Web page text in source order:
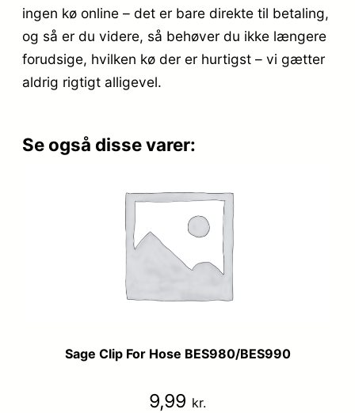
ingen kø online – det er bare direkte til betaling,
og så er du videre, så behøver du ikke længere
forudsige, hvilken kø der er hurtigst – vi gætter
aldrig rigtigt alligevel.
Se også disse varer:
Sage Clip For Hose BES980/BES990
9,99 kr.